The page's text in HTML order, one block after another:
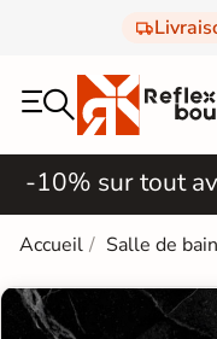
-10% sur tout
Accueil Salle de bain